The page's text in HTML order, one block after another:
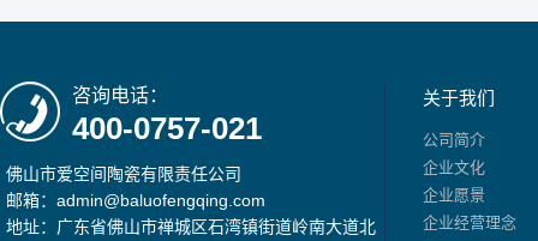
咨询电话：
400-0757-021
佛山市爱空间陶瓷有限责任公司
邮箱：admin@baluofengqing.com
地址：广东省佛山市禅城区石湾镇街道岭南大道北
关于我们
公司简介
企业文化
企业愿景
企业经营理念